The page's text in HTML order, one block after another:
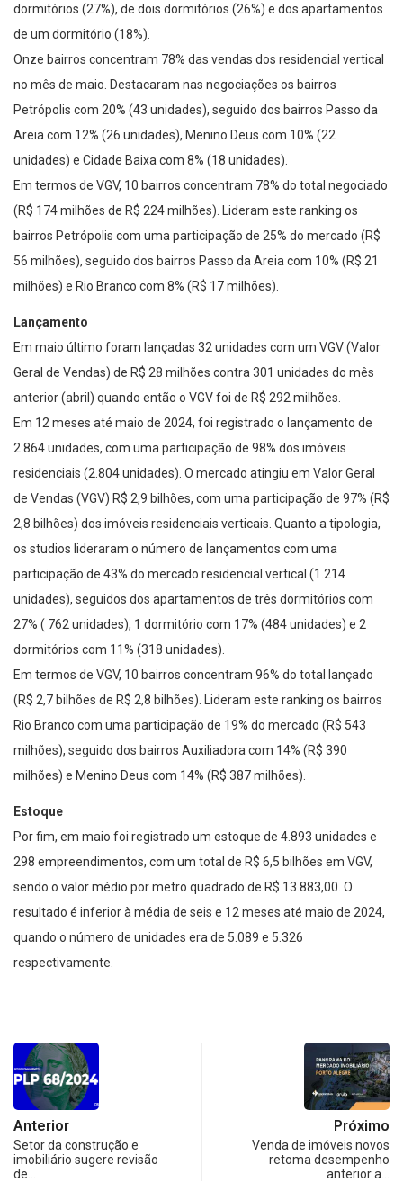
dormitórios (27%), de dois dormitórios (26%) e dos apartamentos
de um dormitório (18%).
Onze bairros concentram 78% das vendas dos residencial vertical
no mês de maio. Destacaram nas negociações os bairros
Petrópolis com 20% (43 unidades), seguido dos bairros Passo da
Areia com 12% (26 unidades), Menino Deus com 10% (22
unidades) e Cidade Baixa com 8% (18 unidades).
Em termos de VGV, 10 bairros concentram 78% do total negociado
(R$ 174 milhões de R$ 224 milhões). Lideram este ranking os
bairros Petrópolis com uma participação de 25% do mercado (R$
56 milhões), seguido dos bairros Passo da Areia com 10% (R$ 21
milhões) e Rio Branco com 8% (R$ 17 milhões).
Lançamento
Em maio último foram lançadas 32 unidades com um VGV (Valor
Geral de Vendas) de R$ 28 milhões contra 301 unidades do mês
anterior (abril) quando então o VGV foi de R$ 292 milhões.
Em 12 meses até maio de 2024, foi registrado o lançamento de
2.864 unidades, com uma participação de 98% dos imóveis
residenciais (2.804 unidades). O mercado atingiu em Valor Geral
de Vendas (VGV) R$ 2,9 bilhões, com uma participação de 97% (R$
2,8 bilhões) dos imóveis residenciais verticais. Quanto a tipologia,
os studios lideraram o número de lançamentos com uma
participação de 43% do mercado residencial vertical (1.214
unidades), seguidos dos apartamentos de três dormitórios com
27% ( 762 unidades), 1 dormitório com 17% (484 unidades) e 2
dormitórios com 11% (318 unidades).
Em termos de VGV, 10 bairros concentram 96% do total lançado
(R$ 2,7 bilhões de R$ 2,8 bilhões). Lideram este ranking os bairros
Rio Branco com uma participação de 19% do mercado (R$ 543
milhões), seguido dos bairros Auxiliadora com 14% (R$ 390
milhões) e Menino Deus com 14% (R$ 387 milhões).
Estoque
Por fim, em maio foi registrado um estoque de 4.893 unidades e
298 empreendimentos, com um total de R$ 6,5 bilhões em VGV,
sendo o valor médio por metro quadrado de R$ 13.883,00. O
resultado é inferior à média de seis e 12 meses até maio de 2024,
quando o número de unidades era de 5.089 e 5.326
respectivamente.
Anterior
Setor da construção e
imobiliário sugere revisão
de…
Próximo
Venda de imóveis novos
retoma desempenho
anterior a…